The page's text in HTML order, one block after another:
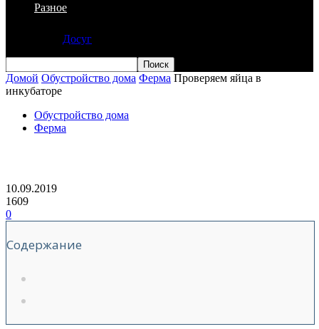
Разное
Досуг
Домой Обустройство дома Ферма Проверяем яйца в
инкубаторе
Обустройство дома
Ферма
10.09.2019
1609
0
Содержание